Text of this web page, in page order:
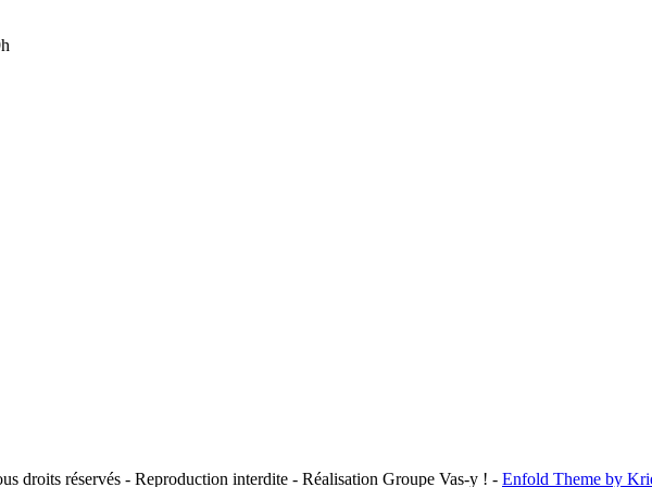
droits réservés - Reproduction interdite - Réalisation Groupe Vas-y ! - Enfold Theme by